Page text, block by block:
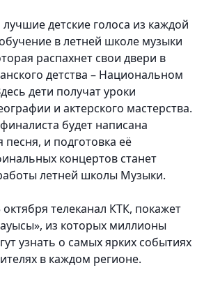
лучшие детские голоса из каждой
в летней школе музыки
распахнет свои двери в
детства – Национальном
дети получат уроки
и актерского мастерства.
будет написана
песня, и подготовка её
концертов станет
летней школы Музыки.
октября телеканал КТК, покажет
из которых миллионы
узнать о самых ярких событиях
в каждом регионе.